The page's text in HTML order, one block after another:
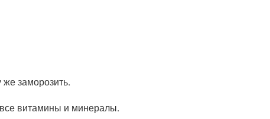
заморозить.
витамины и минералы.